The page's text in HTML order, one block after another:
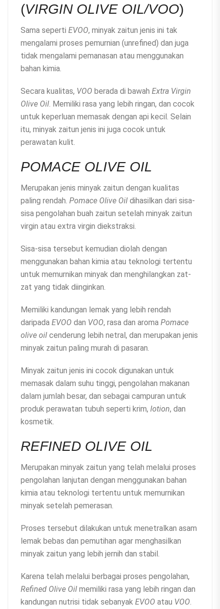
(VIRGIN OLIVE OIL/VOO)
Sama seperti EVOO, minyak zaitun jenis ini tak
mengalami proses pemurnian (unrefined) dan juga
tidak mengalami pemanasan atau menggunakan
bahan kimia.
Secara kualitas, VOO berada di bawah Extra Virgin
Olive Oil. Memiliki rasa yang lebih ringan, dan cocok
untuk keperluan memasak dengan api kecil. Selain
itu, minyak zaitun jenis ini juga cocok untuk
perawatan kulit.
POMACE OLIVE OIL
Merupakan jenis minyak zaitun dengan kualitas
paling rendah. Pomace Olive Oil dihasilkan dari sisa-
sisa pengolahan buah zaitun setelah minyak zaitun
virgin atau extra virgin diekstraksi.
Sisa-sisa tersebut kemudian diolah dengan
menggunakan bahan kimia atau teknologi tertentu
untuk memurnikan minyak dan menghilangkan zat-
zat yang tidak diinginkan.
Memiliki kandungan lemak yang lebih rendah
daripada EVOO dan VOO, rasa dan aroma Pomace
olive oil cenderung lebih netral, dan merupakan jenis
minyak zaitun paling murah di pasaran.
Minyak zaitun jenis ini cocok digunakan untuk
memasak dalam suhu tinggi, pengolahan makanan
dalam jumlah besar, dan sebagai campuran untuk
produk perawatan tubuh seperti krim, lotion, dan
kosmetik.
REFINED OLIVE OIL
Merupakan minyak zaitun yang telah melalui proses
pengolahan lanjutan dengan menggunakan bahan
kimia atau teknologi tertentu untuk memurnikan
minyak setelah pemerasan.
Proses tersebut dilakukan untuk menetralkan asam
lemak bebas dan pemutihan agar menghasilkan
minyak zaitun yang lebih jernih dan stabil.
Karena telah melalui berbagai proses pengolahan,
Refined Olive Oil memiliki rasa yang lebih ringan dan
kandungan nutrisi tidak sebanyak EVOO atau VOO.